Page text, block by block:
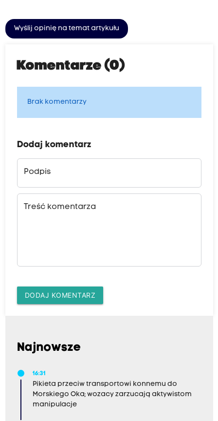
Wyślij opinię na temat artykułu
Komentarze (0)
Brak komentarzy
Dodaj komentarz
Podpis
Treść komentarza
DODAJ KOMENTARZ
Najnowsze
16:31
Pikieta przeciw transportowi konnemu do
Morskiego Oka; wozacy zarzucają aktywistom
manipulacje